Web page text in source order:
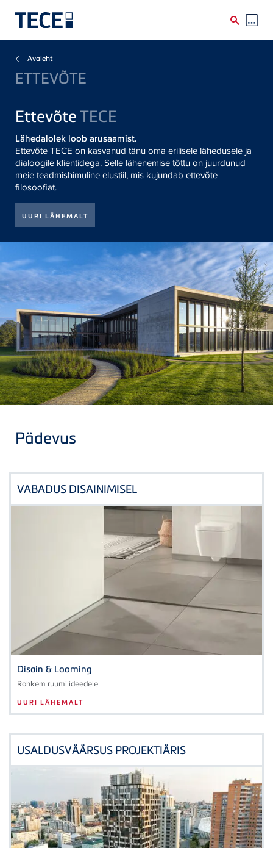
Breadcrumb
Avaleht
ETTEVÕTE
EttevõteTECE
Lähedalolek loob arusaamist.
Ettevõte TECE on kasvanud tänu oma erilisele lähedusele ja
dialoogile klientidega. Selle lähenemise tõttu on juurdunud
meie teadmishimuline elustiil, mis kujundab ettevõte
filosoofiat.
UURI LÄHEMALT
Pädevus
VABADUS DISAINIMISEL
Disain & Looming
Rohkem ruumi ideedele.
UURI LÄHEMALT
USALDUSVÄÄRSUS PROJEKTIÄRIS